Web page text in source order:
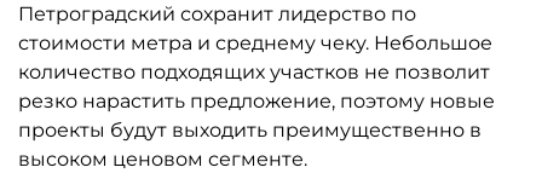
Петроградский сохранит лидерство по
стоимости метра и среднему чеку. Небольшое
количество подходящих участков не позволит
резко нарастить предложение, поэтому новые
проекты будут выходить преимущественно в
высоком ценовом сегменте.